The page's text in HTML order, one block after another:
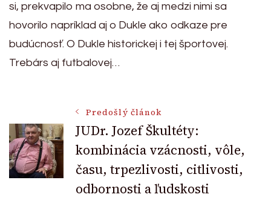
si, prekvapilo ma osobne, že aj medzi nimi sa
hovorilo napríklad aj o Dukle ako odkaze pre
budúcnosť. O Dukle historickej i tej športovej.
Trebárs aj futbalovej…
Post
Navigation
Predošlý článok
JUDr. Jozef Škultéty:
kombinácia vzácnosti, vôle,
času, trpezlivosti, citlivosti,
odbornosti a ľudskosti